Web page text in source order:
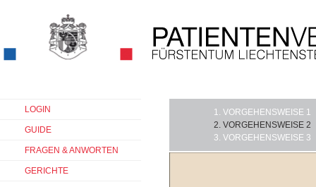
LOGIN
GUIDE
FRAGEN & ANWORTEN
GERICHTE
VORGEHENSWEISE 1
VORGEHENSWEISE 2
VORGEHENSWEISE 3